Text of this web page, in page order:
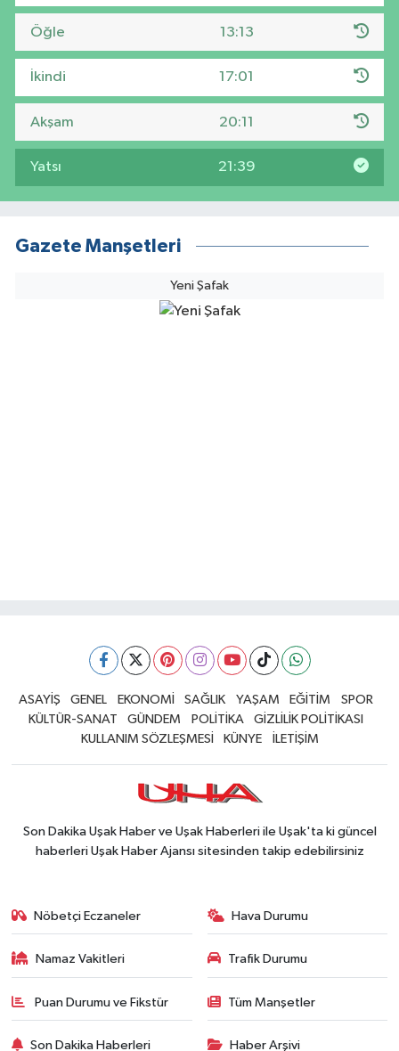
Öğle 13:13
İkindi 17:01
Akşam 20:11
Yatsı 21:39
Gazete Manşetleri
Yeni Şafak
ASAYİŞ GENEL EKONOMİ SAĞLIK YAŞAM EĞİTİM
SPOR
KÜLTÜR-SANAT
GÜNDEM POLİTİKA
GİZLİLİK POLİTİKASI
KULLANIM SÖZLEŞMESİ
KÜNYE İLETİŞİM
Son Dakika Uşak Haber ve Uşak Haberleri ile Uşak'ta ki güncel
haberleri Uşak Haber Ajansı sitesinden takip edebilirsiniz
Nöbetçi Eczaneler Hava Durumu
Namaz Vakitleri Trafik Durumu
Puan Durumu ve Fikstür Tüm Manşetler
Son Dakika Haberleri Haber Arşivi